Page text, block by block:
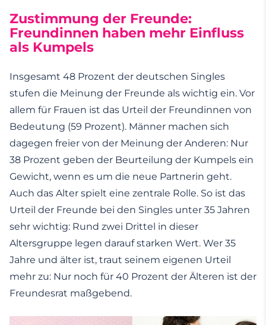
Zustimmung der Freunde:
Freundinnen haben mehr Einfluss
als Kumpels
Insgesamt 48 Prozent der deutschen Singles
stufen die Meinung der Freunde als wichtig ein. Vor
allem für Frauen ist das Urteil der Freundinnen von
Bedeutung (59 Prozent). Männer machen sich
dagegen freier von der Meinung der Anderen: Nur
38 Prozent geben der Beurteilung der Kumpels ein
Gewicht, wenn es um die neue Partnerin geht.
Auch das Alter spielt eine zentrale Rolle. So ist das
Urteil der Freunde bei den Singles unter 35 Jahren
sehr wichtig: Rund zwei Drittel in dieser
Altersgruppe legen darauf starken Wert. Wer 35
Jahre und älter ist, traut seinem eigenen Urteil
mehr zu: Nur noch für 40 Prozent der Älteren ist der
Freundesrat maßgebend.